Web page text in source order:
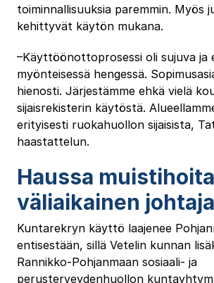
toiminnallisuuksia paremmin. Myös
kehittyvät käytön mukana.
–Käyttöönottoprosessi oli sujuva ja
myönteisessä hengessä.
hienosti. Järjestämme ehkä vielä
sijaisrekisterin käytöstä.
erityisesti ruokahuollon sijaisista,
haastattelun.
Haussa
väliaikainen johtaja
Kuntarekryn käyttö laajenee
entisestään, sillä Vetelin kunnan
Rannikko-Pohjanmaan sosiaali- ja
perusterveydenhuollon